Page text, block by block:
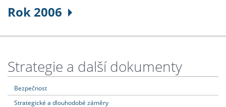
Rok 2006
Strategie a další dokumenty
Bezpečnost
Strategické a dlouhodobé záměry